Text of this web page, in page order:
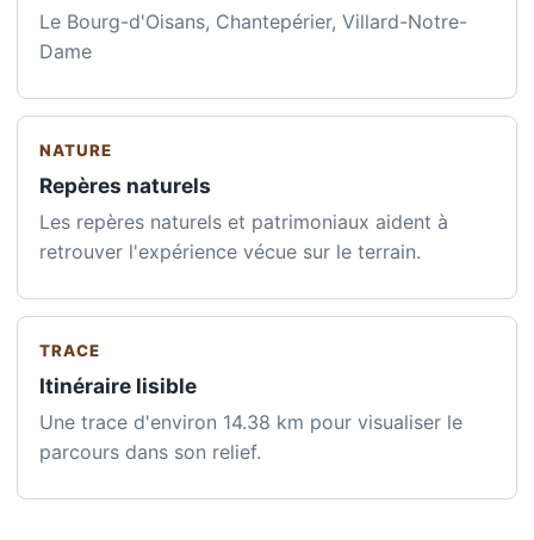
Le Bourg-d'Oisans, Chantepérier, Villard-Notre-
Dame
NATURE
Repères naturels
Les repères naturels et patrimoniaux aident à
retrouver l'expérience vécue sur le terrain.
TRACE
Itinéraire lisible
Une trace d'environ 14.38 km pour visualiser le
parcours dans son relief.